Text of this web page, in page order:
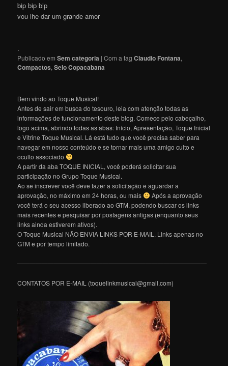
bip bip bip
vou lhe dar um grande amor
.
Publicado em Sem categoria |Com a tagClaudio Fontana,
Compactos,Selo Copacabana
Bem vindo ao Toque Musical!
Antes de sair em busca do tesouro, leia com atenção todas as
informações de funcionamento deste blog. Comece pelo cabeçalho,
logo acima, abrindo todas as abas: Início, Apresentação, Toque Inicial
e Vitrine Toque Musical. Lá está tudo que você precisa saber para
navegar em nosso conteúdo e se tornar mais uma amigo culto e
oculto associado
A partir da aba TOQUE INICIAL, você poderá solicitar sua
participação no Grupo Toque Musical.
Ao se inscrever você deve fazer a solicitação e aguardar a
aprovação, no máximo em 24 horas, ou mais
Após a aprovação
você terá o seu acesso liberado ao GTM, podendo buscar os links
mais recentes e pesquisar por postagens antigas (enquanto seus
links ainda estiverem ativos).
O Toque Musical NÃO ENVIA LINKS POR E-MAIL. Links apenas no
GTM e por tempo limitado.
———————————————————————————————
CONTATOS POR E-MAIL (toquelinkmusical@gmail.com)